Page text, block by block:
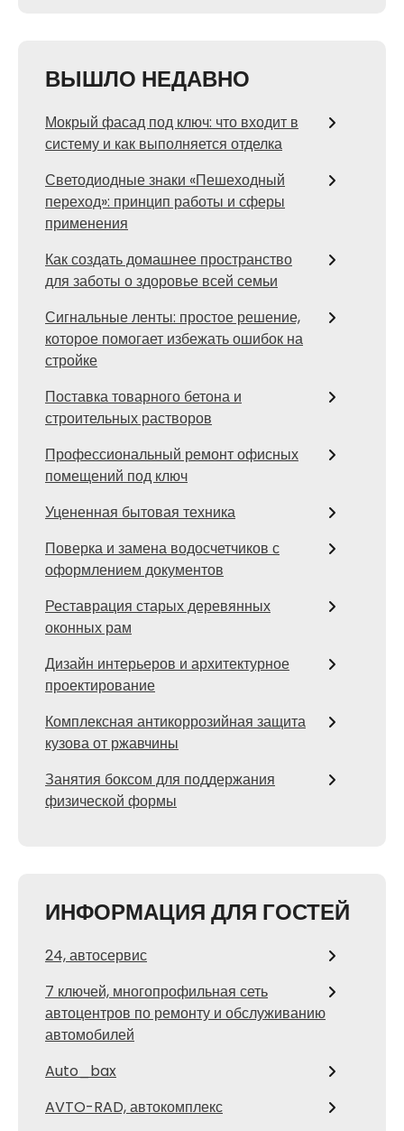
ВЫШЛО НЕДАВНО
Мокрый фасад под ключ: что входит в
систему и как выполняется отделка
Светодиодные знаки «Пешеходный
переход»: принцип работы и сферы
применения
Как создать домашнее пространство
для заботы о здоровье всей семьи
Сигнальные ленты: простое решение,
которое помогает избежать ошибок на
стройке
Поставка товарного бетона и
строительных растворов
Профессиональный ремонт офисных
помещений под ключ
Уцененная бытовая техника
Поверка и замена водосчетчиков с
оформлением документов
Реставрация старых деревянных
оконных рам
Дизайн интерьеров и архитектурное
проектирование
Комплексная антикоррозийная защита
кузова от ржавчины
Занятия боксом для поддержания
физической формы
ИНФОРМАЦИЯ ДЛЯ ГОСТЕЙ
24, автосервис
7 ключей, многопрофильная сеть
автоцентров по ремонту и обслуживанию
автомобилей
Auto_bax
AVTO-RAD, автокомплекс